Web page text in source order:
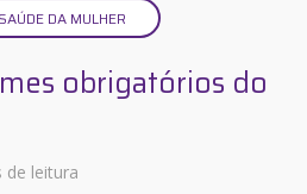
SAÚDE DA MULHER
obrigatórios do
de leitura